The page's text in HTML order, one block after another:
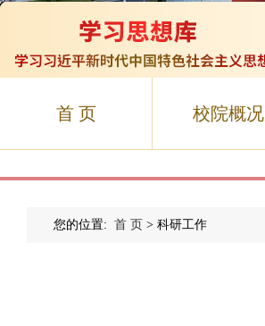
首 页 校院概况
您的位置: 首 页 > 科研工作